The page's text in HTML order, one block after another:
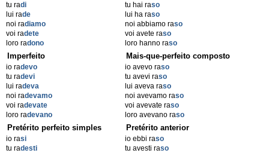
tu radi
lui rade
noi radiamo
voi radete
loro radono
tu hai raso
lui ha raso
noi abbiamo raso
voi avete raso
loro hanno raso
Imperfeito
io radevo
tu radevi
lui radeva
noi radevamo
voi radevate
loro radevano
Mais-que-perfeito composto
io avevo raso
tu avevi raso
lui aveva raso
noi avevamo raso
voi avevate raso
loro avevano raso
Pretérito perfeito simples
io rasi
tu radesti
Pretérito anterior
io ebbi raso
tu avesti raso